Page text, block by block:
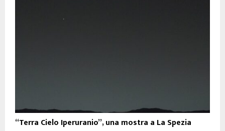
“Terra Cielo Iperuranio”, una mostra a La Spezia